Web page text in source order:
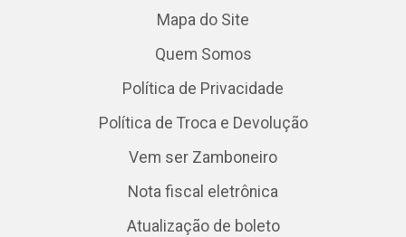
Mapa do Site
Quem Somos
Política de Privacidade
Política de Troca e Devolução
Vem ser Zamboneiro
Nota fiscal eletrônica
Atualização de boleto